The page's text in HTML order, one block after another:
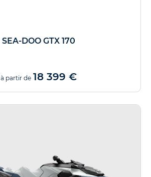
SEA-DOO GTX 170
à partir de 18 399 €